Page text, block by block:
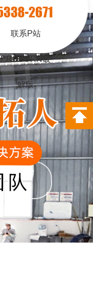
下载
联系P站
PROBURN破
解版